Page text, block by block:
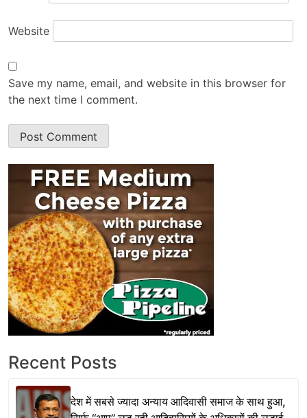
Website
Save my name, email, and website in this browser for
the next time I comment.
Recent Posts
देश में सबसे ज्यादा अन्याय आदिवासी समाज के साथ हुआ,